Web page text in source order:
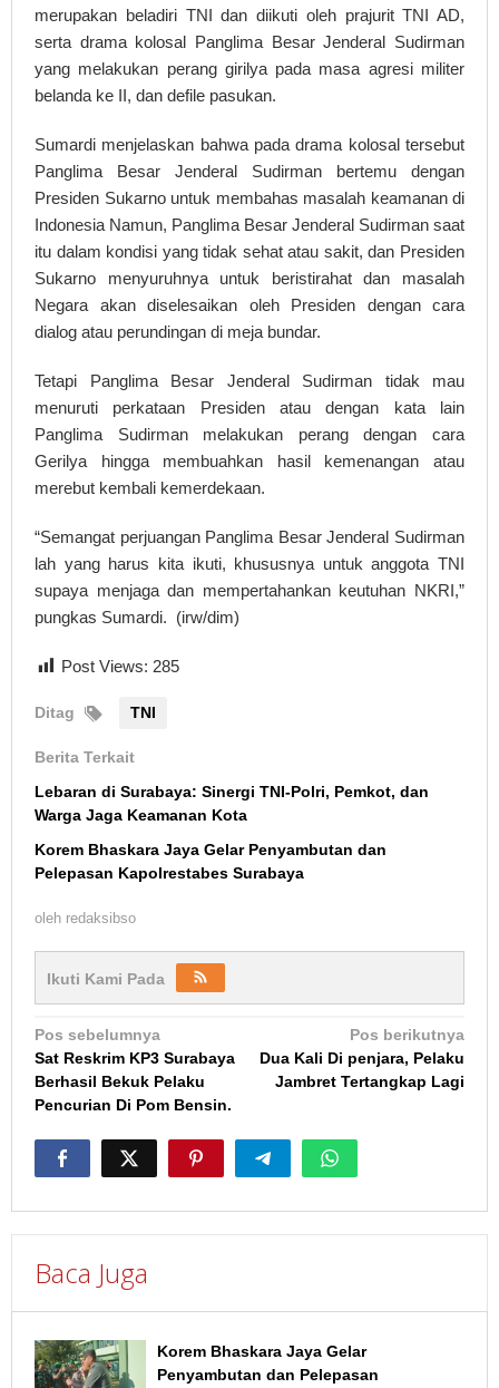
merupakan beladiri TNI dan diikuti oleh prajurit TNI AD,
serta drama kolosal Panglima Besar Jenderal Sudirman
yang melakukan perang girilya pada masa agresi militer
belanda ke II, dan defile pasukan.
Sumardi menjelaskan bahwa pada drama kolosal tersebut
Panglima Besar Jenderal Sudirman bertemu dengan
Presiden Sukarno untuk membahas masalah keamanan di
Indonesia Namun, Panglima Besar Jenderal Sudirman saat
itu dalam kondisi yang tidak sehat atau sakit, dan Presiden
Sukarno menyuruhnya untuk beristirahat dan masalah
Negara akan diselesaikan oleh Presiden dengan cara
dialog atau perundingan di meja bundar.
Tetapi Panglima Besar Jenderal Sudirman tidak mau
menuruti perkataan Presiden atau dengan kata lain
Panglima Sudirman melakukan perang dengan cara
Gerilya hingga membuahkan hasil kemenangan atau
merebut kembali kemerdekaan.
“Semangat perjuangan Panglima Besar Jenderal Sudirman
lah yang harus kita ikuti, khususnya untuk anggota TNI
supaya menjaga dan mempertahankan keutuhan NKRI,”
pungkas Sumardi. (irw/dim)
Post Views: 285
Ditag TNI
Berita Terkait
Lebaran di Surabaya: Sinergi TNI-Polri, Pemkot, dan
Warga Jaga Keamanan Kota
Korem Bhaskara Jaya Gelar Penyambutan dan
Pelepasan Kapolrestabes Surabaya
oleh redaksibso
Ikuti Kami Pada
Navigasi
pos
Pos sebelumnya
Sat Reskrim KP3 Surabaya
Berhasil Bekuk Pelaku
Pencurian Di Pom Bensin.
Pos berikutnya
Dua Kali Di penjara, Pelaku
Jambret Tertangkap Lagi
Baca Juga
Korem Bhaskara Jaya Gelar
Penyambutan dan Pelepasan